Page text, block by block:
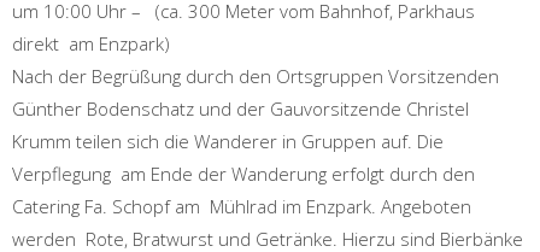
um 10:00 Uhr – (ca. 300 Meter vom Bahnhof, Parkhaus
direkt am Enzpark)
Nach der Begrüßung durch den Ortsgruppen Vorsitzenden
Günther Bodenschatz und der Gauvorsitzende Christel
Krumm teilen sich die Wanderer in Gruppen auf. Die
Verpflegung am Ende der Wanderung erfolgt durch den
Catering Fa. Schopf am Mühlrad im Enzpark. Angeboten
werden Rote, Bratwurst und Getränke. Hierzu sind Bierbänke